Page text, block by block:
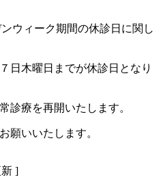
ウィーク期間の休診日に関し
日木曜日までが休診日となり
診療を再開いたします。
願いいたします。
]